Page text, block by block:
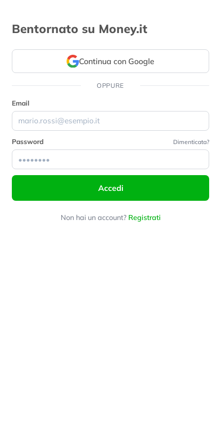
Bentornato su Money.it
Continua con Google
OPPURE
Email
Password Dimenticata?
Accedi
Non hai un account? Registrati